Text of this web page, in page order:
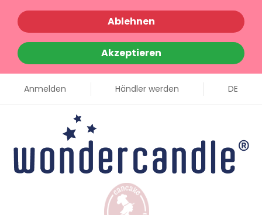
Ablehnen
Akzeptieren
Anmelden Händler werden DE